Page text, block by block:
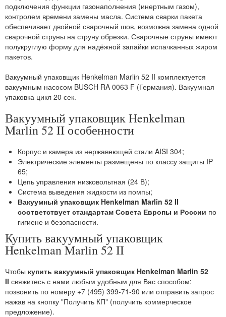
подключения функции газонаполнения (инертным газом),
контролем времени замены масла. Система сварки пакета
обеспечивает двойной сварочный шов, возможна замена одной
сварочной струны на струну обрезки. Сварочные струны имеют
полукруглую форму для надёжной запайки испачканных жиром
пакетов.
Вакуумный упаковщик Henkelman Marlin 52 II комплектуется
вакуумным насосом BUSCH RA 0063 F (Германия). Вакуумная
упаковка цикл 20 сек.
Вакуумный упаковщик Henkelman
Marlin 52 II особенности
Корпус и камера из нержавеющей стали AISI 304;
Электрические элементы размещены по классу защиты IP
65;
Цепь управления низковольтная (24 В);
Система выведения жидкости из помпы;
Вакуумный упаковщик Henkelman Marlin 52 II
соответствует стандартам Совета Европы и России по
гигиене и безопасности.
Купить вакуумный упаковщик
Henkelman Marlin 52 II
Чтобы купить вакуумный упаковщик Henkelman Marlin 52
II свяжитесь с нами любым удобным для Вас способом:
позвонить по номеру +7 (495) 399-71-90 или отправить запрос
нажав на кнопку "Получить КП" (получить коммерческое
предложение).